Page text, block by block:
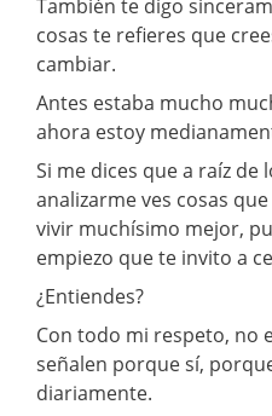
También te digo
cosas te refieres que
cambiar.
Antes estaba mucho
ahora estoy
Si me dices que a raíz de
analizarme ves cosas
vivir muchísimo mejor,
empiezo que te invito a
¿Entiendes?
Con todo mi respeto, no
señalen porque sí,
diariamente.